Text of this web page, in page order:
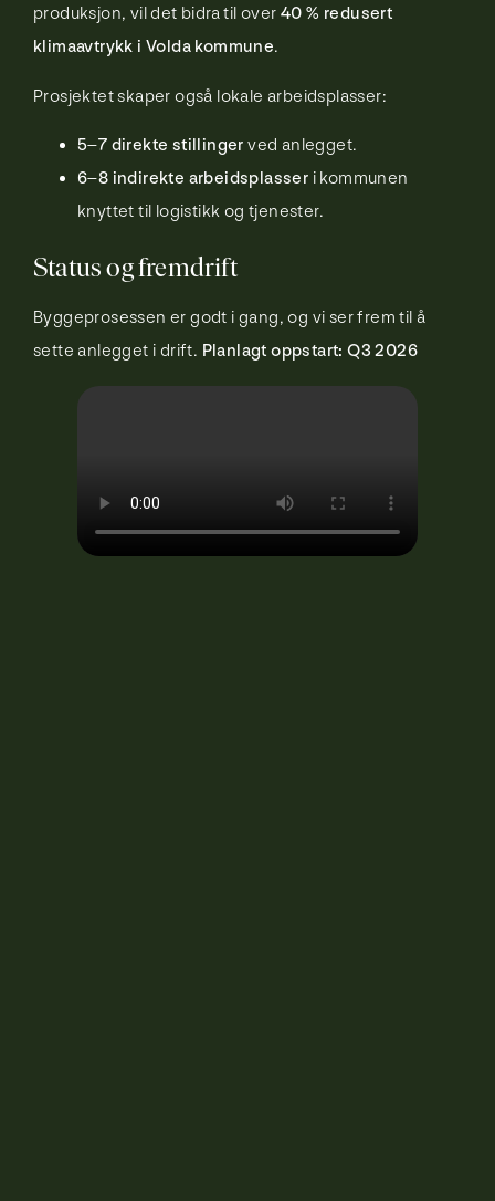
produksjon, vil det bidra til over 40 % redusert
klimaavtrykk i Volda kommune.
Prosjektet skaper også lokale arbeidsplasser:
5–7 direkte stillinger ved anlegget.
6–8 indirekte arbeidsplasser i kommunen
knyttet til logistikk og tjenester.
Status og fremdrift
Byggeprosessen er godt i gang, og vi ser frem til å
sette anlegget i drift. Planlagt oppstart: Q3 2026